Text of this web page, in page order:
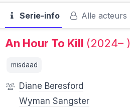
Serie-info Alle acteurs
An Hour To Kill (2024– )
misdaad
Diane Beresford
Wyman Sangster